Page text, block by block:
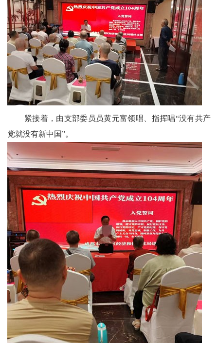
人
才
墨
笺
香
文
中
国
部
老
科
中
国
紧接着，由支部委员员黄元富领唱、指挥唱“没有共产
党就没有新中国”。